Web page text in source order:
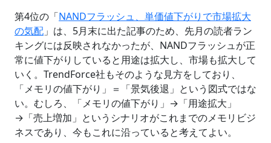
第4位の「NANDフラッシュ、単価値下がりで市場拡大
の気配」は、5月末に出た記事のため、先月の読者ラン
キングには反映されなかったが、NANDフラッシュが正
常に値下がりしていると用途は拡大し、市場も拡大して
いく。TrendForce社もそのような見方をしており、
「メモリの値下がり」＝「景気後退」という図式ではな
い。むしろ、「メモリの値下がり」→「用途拡大」
→「売上増加」というシナリオがこれまでのメモリビジ
ネスであり、今もこれに沿っていると考えてよい。